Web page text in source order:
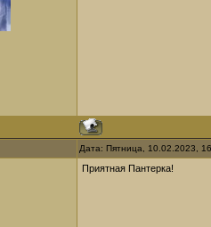
Дата: Пятница, 10.02.2023,
Приятная Пантерка!